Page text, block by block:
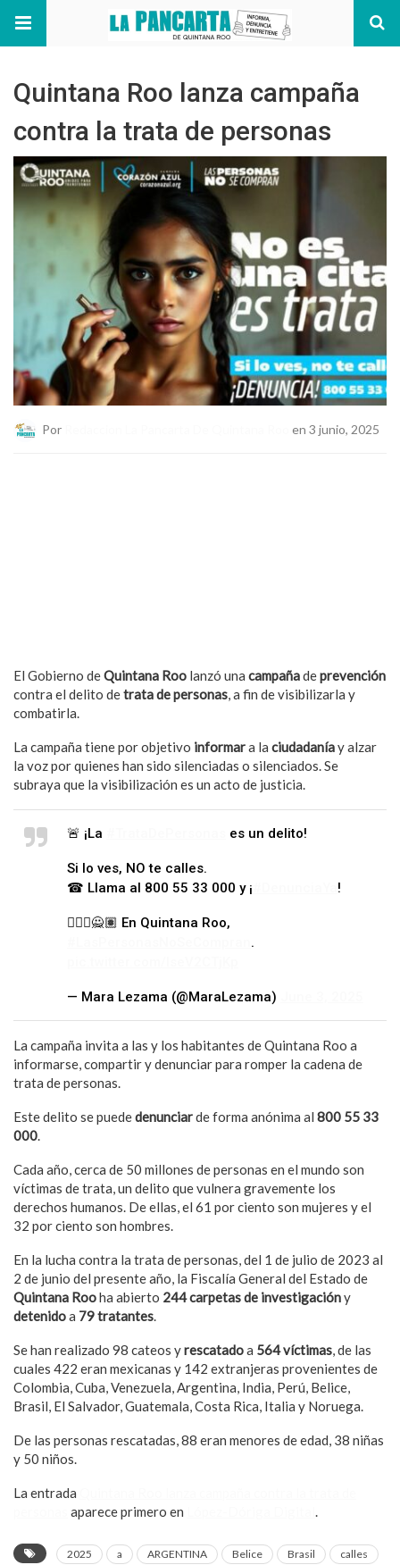
Quintana Roo lanza campaña
contra la trata de personas
Por en 3 junio, 2025
El Gobierno deQuintana Roo lanzó una campañadeprevención
contra el delito detrata de personas, a fin de visibilizarla y
combatirla.
La campaña tiene por objetivo informara la ciudadaníay alzar
la voz por quienes han sido silenciadas o silenciados. ⁠Se
subraya que la visibilización es un acto de justicia.
🚨 ¡La es un delito!
Si lo ves, NO te calles.
☎ Llama al 800 55 33 000 y ¡
!
🙅🏽‍♀🙅🏽 En Quintana Roo,
.
— Mara Lezama (@MaraLezama)
La campaña invita a las y los habitantes de Quintana Roo a
informarse, compartir y denunciar para romper la cadena de
trata de personas.
Este delito se puededenunciarde forma anónima al 800 55 33
000.
Cada año, cerca de 50 millones de personas en el mundo son
víctimas de trata, un delito que vulnera gravemente los
derechos humanos. De ellas, el 61 por ciento son mujeres y el
32 por ciento son hombres.
En la lucha contra la trata de personas, del 1 de julio de 2023 al
2 de junio del presente año, la Fiscalía General del Estado de
Quintana Rooha abierto 244 carpetas de investigacióny
detenidoa 79tratantes.
Se han realizado 98 cateos yrescatadoa 564 víctimas, de las
cuales 422 eran mexicanas y 142 extranjeras provenientes de
Colombia, Cuba, Venezuela, Argentina, India, Perú, Belice,
Brasil, El Salvador, Guatemala, Costa Rica, Italia y Noruega.
De las personas rescatadas, 88 eran menores de edad, 38 niñas
y 50 niños.
La entrada
aparece primero en .
2025 a ARGENTINA Belice Brasil
calles